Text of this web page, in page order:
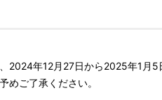
2024年12月27日から2025年1月5
めご了承ください。